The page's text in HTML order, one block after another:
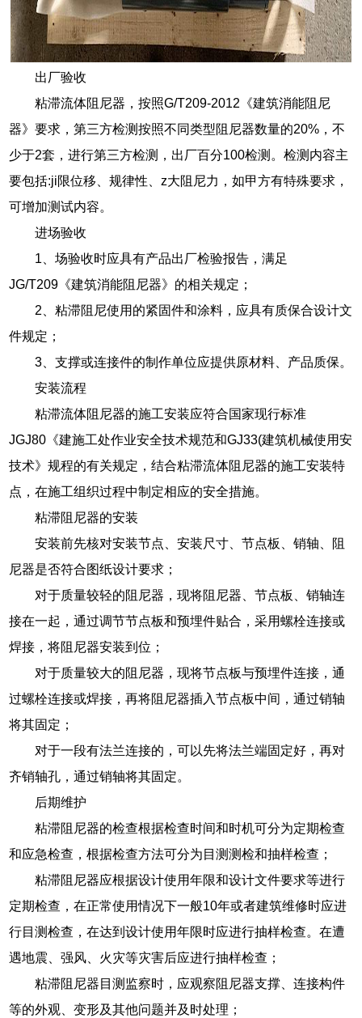
出厂验收
粘滞流体阻尼器，按照G/T209-2012《建筑消能阻尼
器》要求，第三方检测按照不同类型阻尼器数量的20%，不
少于2套，进行第三方检测，出厂百分100检测。检测内容主
要包括:ji限位移、规律性、z大阻尼力，如甲方有特殊要求，
可增加测试内容。
进场验收
1、场验收时应具有产品出厂检验报告，满足
JG/T209《建筑消能阻尼器》的相关规定；
2、粘滞阻尼使用的紧固件和涂料，应具有质保合设计文
件规定；
3、支撑或连接件的制作单位应提供原材料、产品质保。
安装流程
粘滞流体阻尼器的施工安装应符合国家现行标准
JGJ80《建施工处作业安全技术规范和GJ33(建筑机械使用安
技术》规程的有关规定，结合粘滞流体阻尼器的施工安装特
点，在施工组织过程中制定相应的安全措施。
粘滞阻尼器的安装
安装前先核对安装节点、安装尺寸、节点板、销轴、阻
尼器是否符合图纸设计要求；
对于质量较轻的阻尼器，现将阻尼器、节点板、销轴连
接在一起，通过调节节点板和预埋件贴合，采用螺栓连接或
焊接，将阻尼器安装到位；
对于质量较大的阻尼器，现将节点板与预埋件连接，通
过螺栓连接或焊接，再将阻尼器插入节点板中间，通过销轴
将其固定；
对于一段有法兰连接的，可以先将法兰端固定好，再对
齐销轴孔，通过销轴将其固定。
后期维护
粘滞阻尼器的检查根据检查时间和时机可分为定期检查
和应急检查，根据检查方法可分为目测测检和抽样检查；
粘滞阻尼器应根据设计使用年限和设计文件要求等进行
定期检查，在正常使用情况下一般10年或者建筑维修时应进
行目测检查，在达到设计使用年限时应进行抽样检查。在遭
遇地震、强风、火灾等灾害后应进行抽样检查；
粘滞阻尼器目测监察时，应观察阻尼器支撑、连接构件
等的外观、变形及其他问题并及时处理；